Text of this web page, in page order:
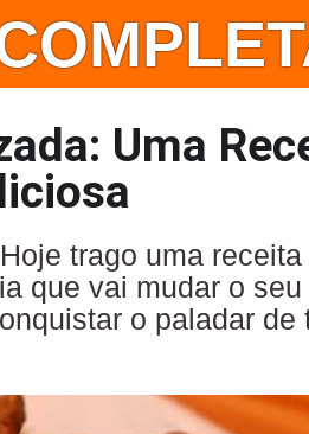
Uma
trago uma
que vai mudar o
o paladar de